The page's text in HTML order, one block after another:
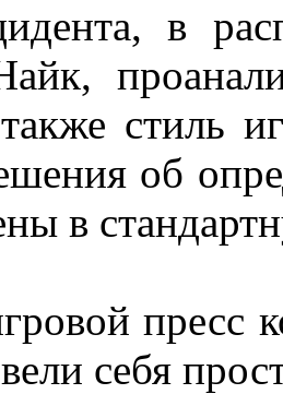
в
стиль
об
в
пресс
себя